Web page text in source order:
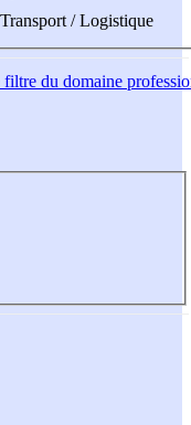
Transport / Logistique
du domaine